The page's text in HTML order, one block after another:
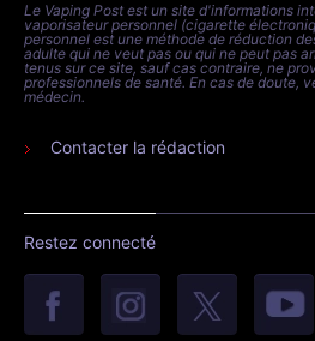
Le Vaping Post est un site d'informations
vaporisateur personnel (cigarette
personnel est une méthode de réduction
adulte qui ne veut pas ou qui ne peut pas
tenus sur ce site, sauf cas contraire, ne
professionnels de santé. En cas de doute,
médecin.
Contacter la rédaction
Restez connecté